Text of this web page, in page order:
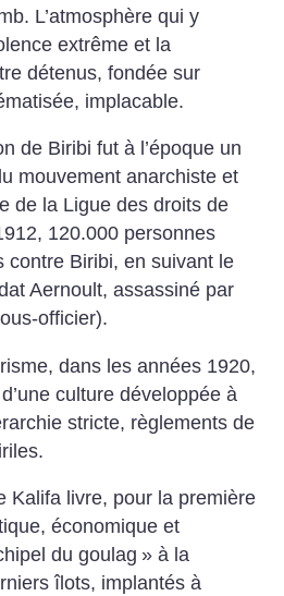
L’atmosphère qui y
extrême et la
détenus, fondée sur
implacable.
de Biribi fut à l’époque un
mouvement anarchiste et
de la Ligue des droits de
120.000 personnes
contre Biribi, en suivant le
Aernoult, assassiné par
officier).
dans les années 1920,
culture développée à
stricte, règlements de
Kalifa livre, pour la première
économique et
du goulag » à la
îlots, implantés à